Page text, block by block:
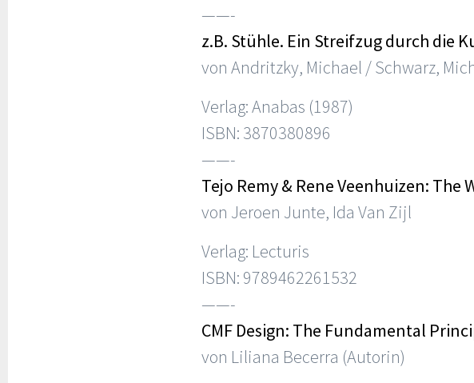
——-
z.B. Stühle. Ein Streifzug durch die
von Andritzky, Michael / Schwarz,
Verlag: Anabas (1987)
ISBN: 3870380896
——-
Tejo Remy & Rene Veenhuizen: The
von Jeroen Junte, Ida Van Zijl
Verlag: Lecturis
ISBN: 9789462261532
——-
CMF Design: The Fundamental
von Liliana Becerra (Autorin)